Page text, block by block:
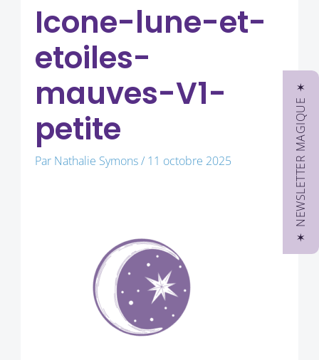
Icone-lune-et-
etoiles-
mauves-V1-
petite
Par Nathalie Symons/ 11 octobre 2025 ✶ NEWSLETTER MAGIQUE ✶